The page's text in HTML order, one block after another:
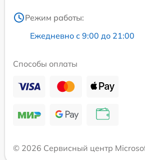
Режим работы:
Ежедневно с 9:00 до 21:00
Способы оплаты
© 2026 Сервисный центр